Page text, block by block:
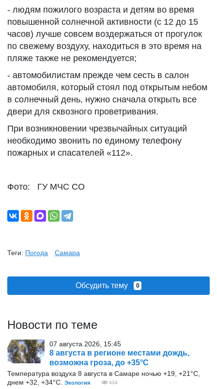
- людям пожилого возраста и детям во время
повышенной солнечной активности (с 12 до 15
часов) лучше совсем воздержаться от прогулок
по свежему воздуху, находиться в это время на
пляже также не рекомендуется;
- автомобилистам прежде чем сесть в салон
автомобиля, который стоял под открытым небом
в солнечный день, нужно сначала открыть все
двери для сквозного проветривания.
При возникновении чрезвычайных ситуаций
необходимо звонить по единому телефону
пожарных и спасателей «112».
Фото: ГУ МЧС СО
Теги: Погода Самара
Обсудить тему 0
Новости по теме
07 августа 2026, 15:45
8 августа в регионе местами дождь,
возможна гроза, до +35°С
Температура воздуха 8 августа в Самаре ночью +19, +21°С,
днем +32, +34°С.
Экология 434